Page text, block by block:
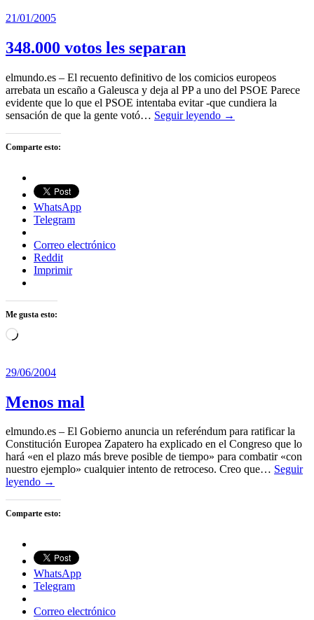
21/01/2005
348.000 votos les separan
elmundo.es – El recuento definitivo de los comicios europeos
arrebata un escaño a Galeusca y deja al PP a uno del PSOE Parece
evidente que lo que el PSOE intentaba evitar -que cundiera la
sensación de que la gente votó… Seguir leyendo →
Comparte esto:
WhatsApp
Telegram
Correo electrónico
Reddit
Imprimir
Me gusta esto:
Cargando...
29/06/2004
Menos mal
elmundo.es – El Gobierno anuncia un referéndum para ratificar la
Constitución Europea Zapatero ha explicado en el Congreso que lo
hará «en el plazo más breve posible de tiempo» para combatir «con
nuestro ejemplo» cualquier intento de retroceso. Creo que… Seguir
leyendo →
Comparte esto:
WhatsApp
Telegram
Correo electrónico